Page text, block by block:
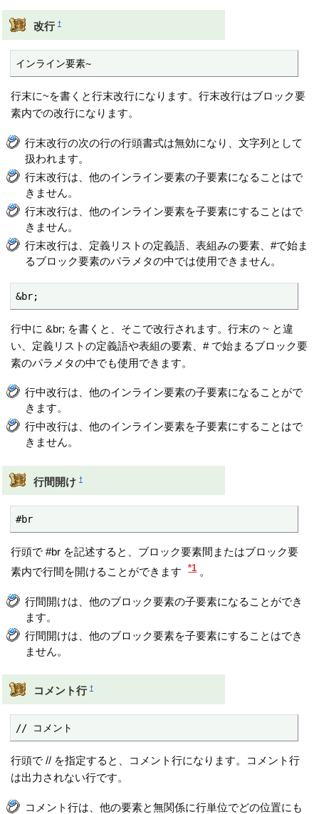
改行 †
インライン要素~
行末に~を書くと行末改行になります。行末改行はブロック要
素内での改行になります。
行末改行の次の行の行頭書式は無効になり、文字列として
扱われます。
行末改行は、他のインライン要素の子要素になることはで
きません。
行末改行は、他のインライン要素を子要素にすることはで
きません。
行末改行は、定義リストの定義語、表組みの要素、#で始ま
るブロック要素のパラメタの中では使用できません。
&br;
行中に &br; を書くと、そこで改行されます。行末の ~ と違
い、定義リストの定義語や表組の要素、# で始まるブロック要
素のパラメタの中でも使用できます。
行中改行は、他のインライン要素の子要素になることがで
きます。
行中改行は、他のインライン要素を子要素にすることはで
きません。
行間開け †
#br
行頭で #br を記述すると、ブロック要素間またはブロック要
素内で行間を開けることができます
*1 。
行間開けは、他のブロック要素の子要素になることができ
ます。
行間開けは、他のブロック要素を子要素にすることはでき
ません。
コメント行 †
// コメント
行頭で // を指定すると、コメント行になります。コメント行
は出力されない行です。
コメント行は、他の要素と無関係に行単位でどの位置にも